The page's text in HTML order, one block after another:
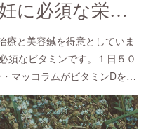
「ビタミンDは不妊に必須な栄養素」不妊治療の成功率が高い鍼灸サロン 恵比寿meilong
療と美容鍼を得意としていま
須なビタミンです。１日５０
マッコラムがビタミンDを…